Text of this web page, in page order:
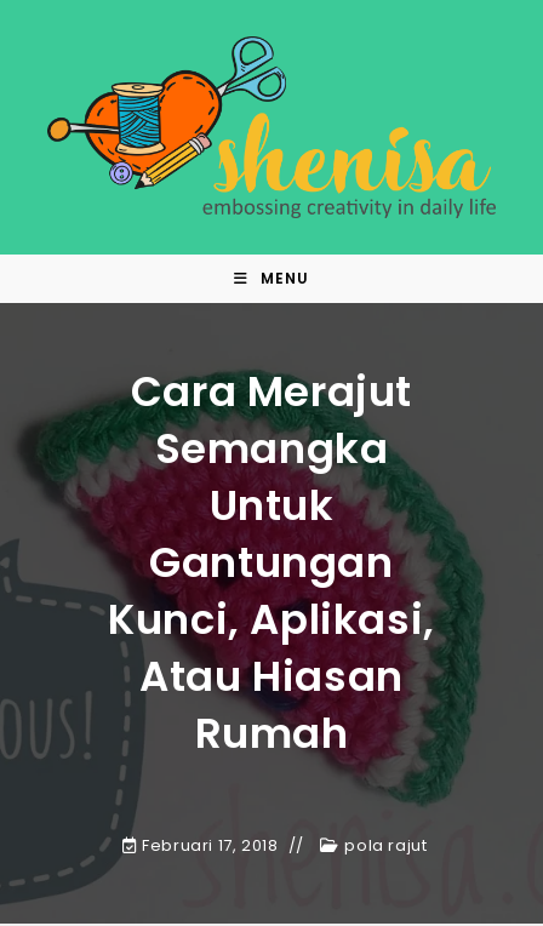
MENU
Cara Merajut
Semangka
Untuk
Gantungan
Kunci, Aplikasi,
Atau Hiasan
Rumah
Februari 17, 2018 pola rajut